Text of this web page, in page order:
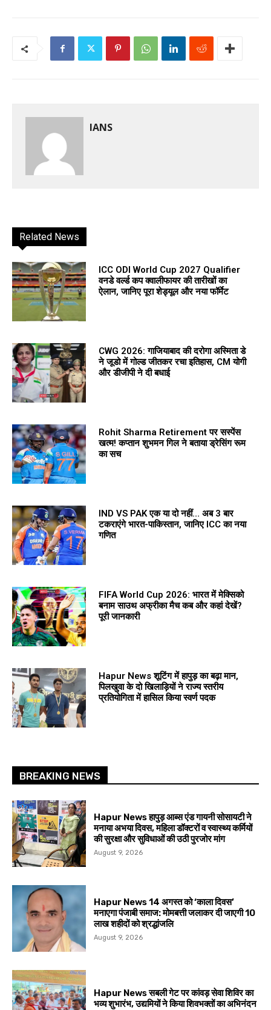
IANS
Related News
ICC ODI World Cup 2027 Qualifier
वनडे वर्ल्ड कप क्वालीफायर की तारीखों का
ऐलान, जानिए पूरा शेड्यूल और नया फॉर्मेट
CWG 2026: गाजियाबाद की दरोगा अस्मिता डे
ने जूडो में गोल्ड जीतकर रचा इतिहास, CM योगी
और डीजीपी ने दी बधाई
Rohit Sharma Retirement पर सस्पेंस
खत्म! कप्तान शुभमन गिल ने बताया ड्रेसिंग रूम
का सच
IND VS PAK एक या दो नहीं… अब 3 बार
टकराएंगे भारत-पाकिस्तान, जानिए ICC का नया
गणित
FIFA World Cup 2026: भारत में मेक्सिको
बनाम साउथ अफ्रीका मैच कब और कहां देखें?
पूरी जानकारी
Hapur News शूटिंग में हापुड़ का बढ़ा मान,
पिलखुवा के दो खिलाड़ियों ने राज्य स्तरीय
प्रतियोगिता में हासिल किया स्वर्ण पदक
BREAKING NEWS
Hapur News हापुड़ आब्स एंड गायनी सोसायटी ने
मनाया अभया दिवस, महिला डॉक्टरों व स्वास्थ्य कर्मियों
की सुरक्षा और सुविधाओं की उठी पुरजोर मांग
August 9, 2026
Hapur News 14 अगस्त को ‘काला दिवस’
मनाएगा पंजाबी समाज: मोमबत्ती जलाकर दी जाएगी 10
लाख शहीदों को श्रद्धांजलि
August 9, 2026
Hapur News सबली गेट पर कांवड़ सेवा शिविर का
भव्य शुभारंभ, उद्यमियों ने किया शिवभक्तों का अभिनंदन